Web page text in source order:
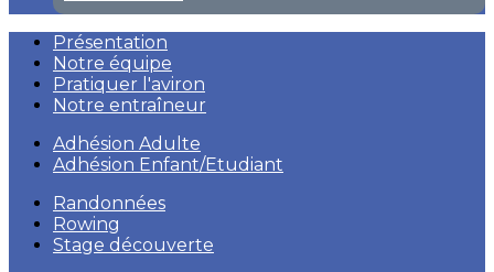
Présentation
Notre équipe
Pratiquer l'aviron
Notre entraîneur
Adhésion Adulte
Adhésion Enfant/Etudiant
Randonnées
Rowing
Stage découverte